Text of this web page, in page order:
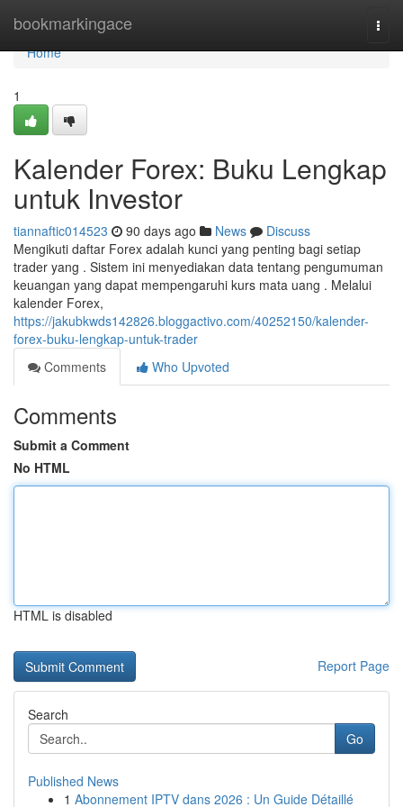
bookmarkingace
Home
Home
1
Kalender Forex: Buku Lengkap
untuk Investor
tiannaftic014523 90 days ago News
Discuss
Mengikuti daftar Forex adalah kunci yang penting bagi setiap
trader yang . Sistem ini menyediakan data tentang pengumuman
keuangan yang dapat mempengaruhi kurs mata uang . Melalui
kalender Forex,
https://jakubkwds142826.bloggactivo.com/40252150/kalender-
forex-buku-lengkap-untuk-trader
Comments
Who Upvoted
Comments
Submit a Comment
No HTML
HTML is disabled
Report Page
Search
Go
Published News
1 Abonnement IPTV dans 2026 : Un Guide Détaillé